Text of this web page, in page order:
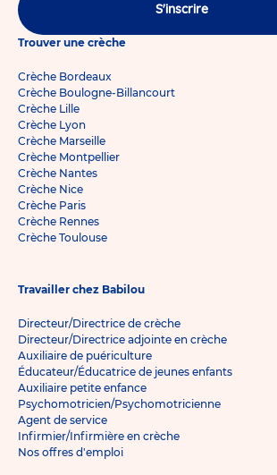
S'inscrire
Trouver une crèche
Crèche Bordeaux
Crèche Boulogne-Billancourt
Crèche Lille
Crèche Lyon
Crèche Marseille
Crèche Montpellier
Crèche Nantes
Crèche Nice
Crèche Paris
Crèche Rennes
Crèche Toulouse
Travailler chez Babilou
Directeur/Directrice de crèche
Directeur/Directrice adjointe en crèche
Auxiliaire de puériculture
Éducateur/Éducatrice de jeunes enfants
Auxiliaire petite enfance
Psychomotricien/Psychomotricienne
Agent de service
Infirmier/Infirmière en crèche
Nos offres d'emploi